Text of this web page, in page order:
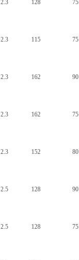
2.3 128 75
2.3 115 75
2.3 162 90
2.3 162 75
2.3 152 80
2.5 128 90
2.5 128 75